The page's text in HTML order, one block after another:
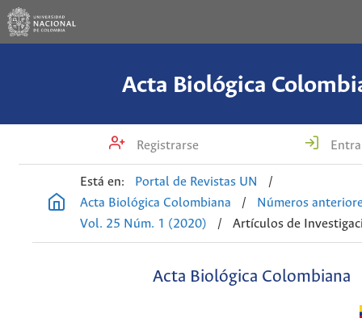
Acta Biológica
Registrarse
Está en: Portal de Revistas UN
/
Acta Biológica Colombiana
/
Números
Vol. 25 Núm. 1 (2020)
/ Artículos de
Acta Biológica Colombiana